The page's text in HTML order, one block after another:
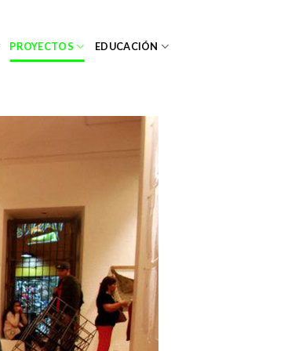
PROYECTOS EDUCACIÓN